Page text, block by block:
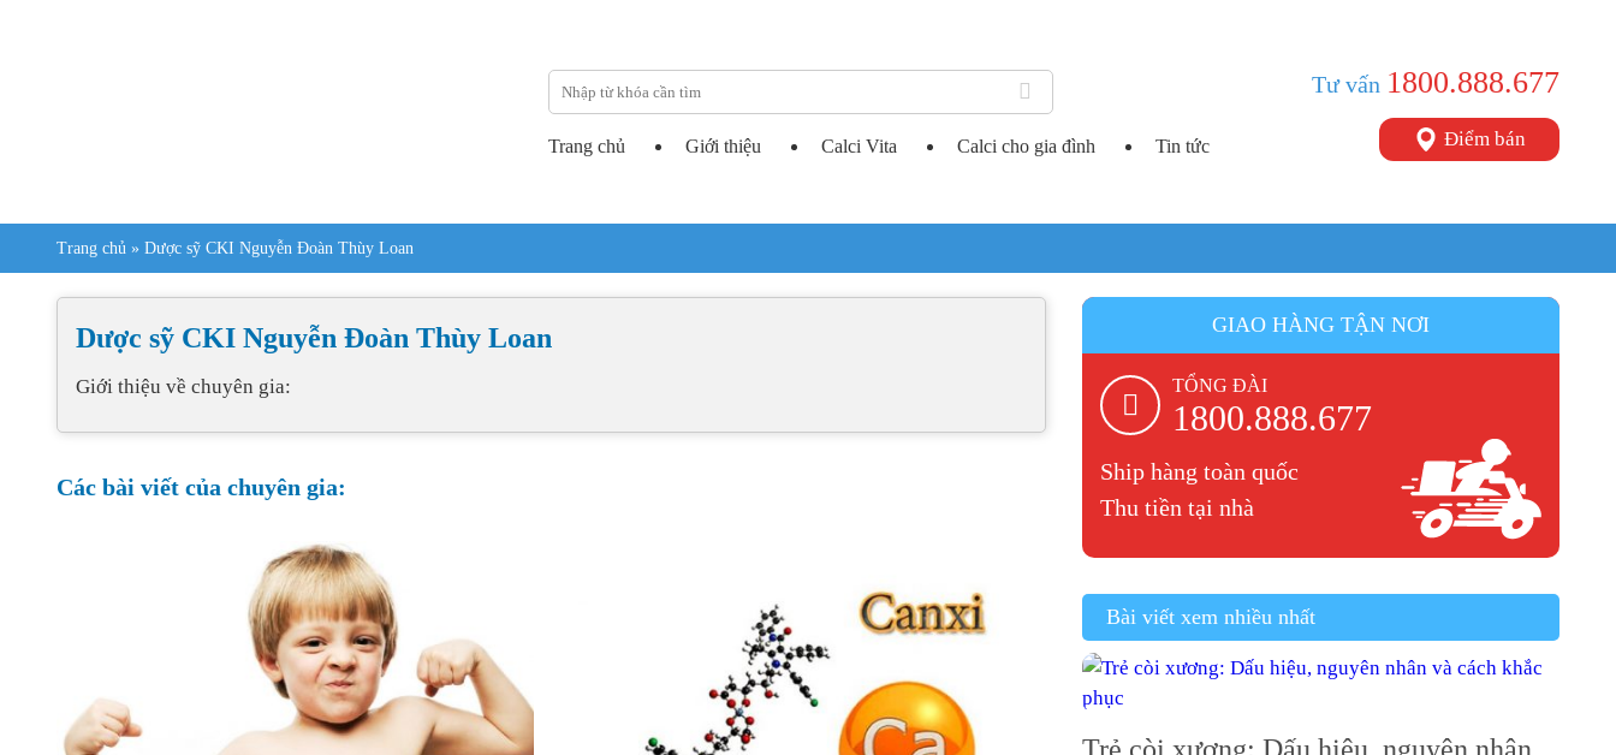
Trang chủ Giới thiệu Calci Vita Calci cho gia đình Tin tức
Tư vấn 1800.888.677
Điểm bán
Trang chủ » Dược sỹ CKI Nguyễn Đoàn Thùy Loan
Dược sỹ CKI Nguyễn Đoàn Thùy Loan
Giới thiệu về chuyên gia:
Các bài viết của chuyên gia:
GIAO HÀNG TẬN NƠI
TỔNG ĐÀI
1800.888.677
Ship hàng toàn quốc
Thu tiền tại nhà
Bài viết xem nhiều nhất